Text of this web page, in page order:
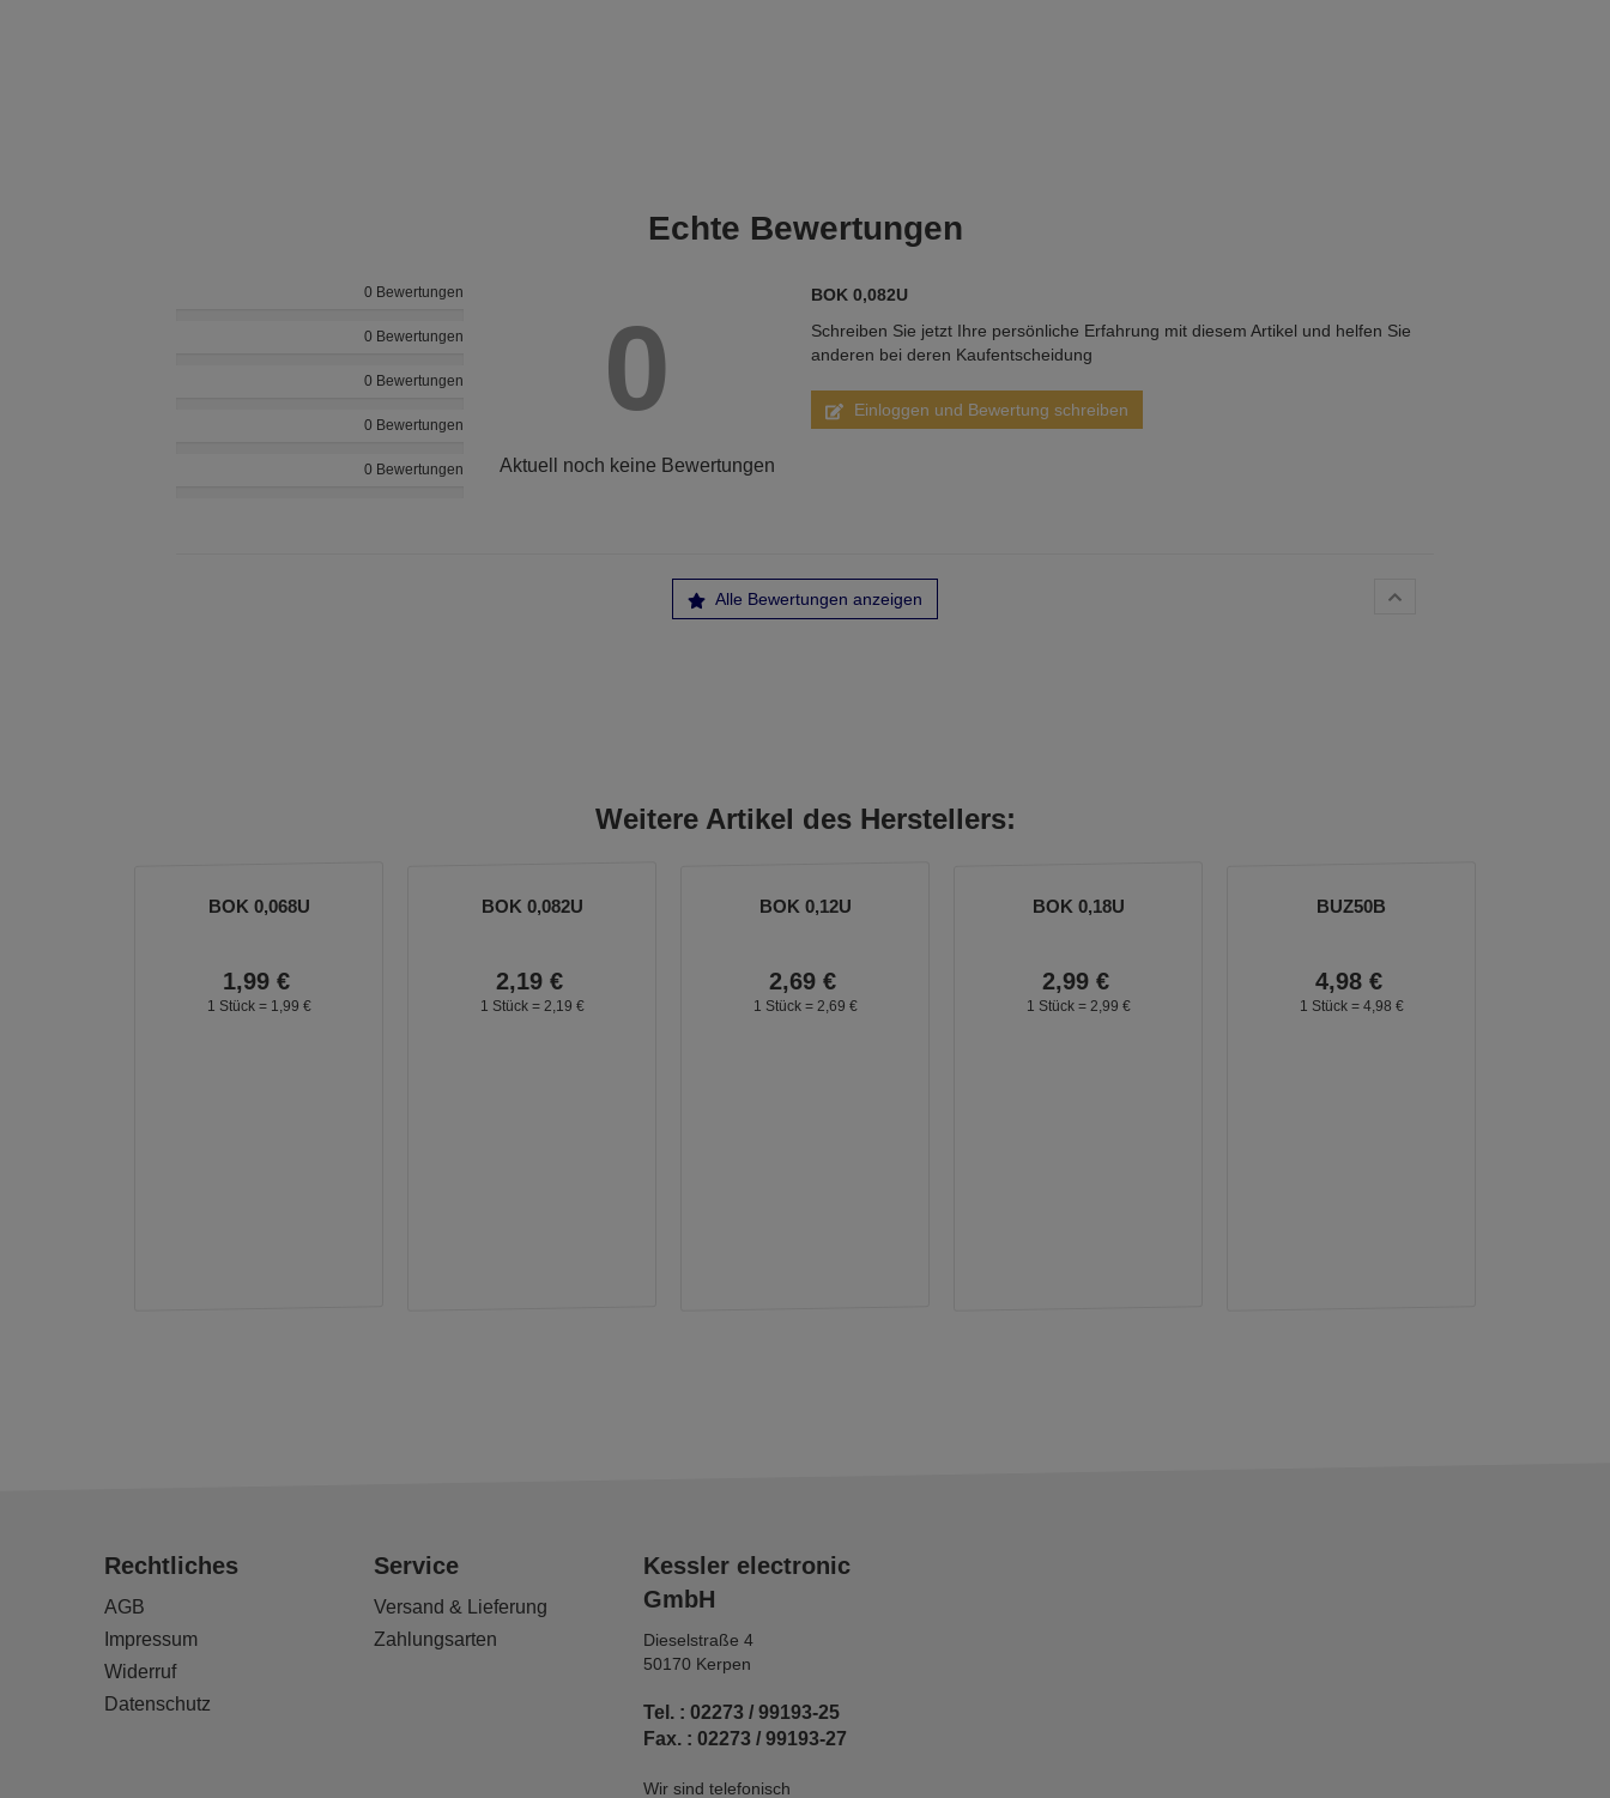
Echte Bewertungen
0 Bewertungen
0 Bewertungen
0 Bewertungen
0 Bewertungen
0 Bewertungen
0
Aktuell noch keine Bewertungen
BOK 0,082U
Schreiben Sie jetzt Ihre persönliche Erfahrung mit diesem Artikel und helfen Sie
anderen bei deren Kaufentscheidung
Einloggen und Bewertung schreiben
Alle Bewertungen anzeigen
Weitere Artikel des Herstellers:
BOK 0,068U
1,99 €
1 Stück = 1, 99 €
BOK 0,082U
2,19 €
1 Stück = 2, 19 €
BOK 0,12U
2,69 €
1 Stück = 2, 69 €
BOK 0,18U
2,99 €
1 Stück = 2, 99 €
BUZ50B
4,98 €
1 Stück = 4, 98 €
Rechtliches
AGB
Impressum
Widerruf
Datenschutz
Service
Versand & Lieferung
Zahlungsarten
Kessler electronic
GmbH
Dieselstraße 4
50170 Kerpen
Tel. : 02273 / 99193-25
Fax. : 02273 / 99193-27
Wir sind telefonisch